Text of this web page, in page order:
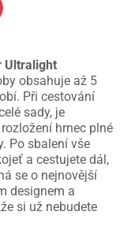
Ultralight
obsahuje až 5
Při cestování
sady, je
hrnec plné
Po sbalení vše
a cestujete dál,
se o nejnovější
designem a
si už nebudete